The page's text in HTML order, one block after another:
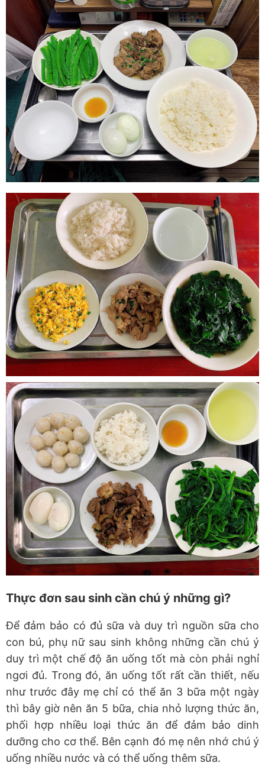
Thực đơn sau sinh cần chú ý những gì?
Để đảm bảo có đủ sữa và duy trì nguồn sữa cho
con bú, phụ nữ sau sinh không những cần chú ý
duy trì một chế độ ăn uống tốt mà còn phải nghỉ
ngơi đủ. Trong đó, ăn uống tốt rất cần thiết, nếu
như trước đây mẹ chỉ có thể ăn 3 bữa một ngày
thì bây giờ nên ăn 5 bữa, chia nhỏ lượng thức ăn,
phối hợp nhiều loại thức ăn để đảm bảo dinh
dưỡng cho cơ thể. Bên cạnh đó mẹ nên nhớ chú ý
uống nhiều nước và có thể uống thêm sữa.